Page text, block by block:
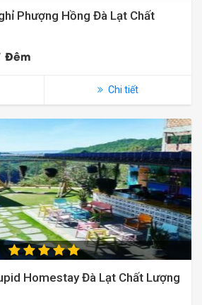
Phượng Hồng Đà Lạt Chất
Đêm
Chi tiết
Homestay Đà Lạt Chất Lượng